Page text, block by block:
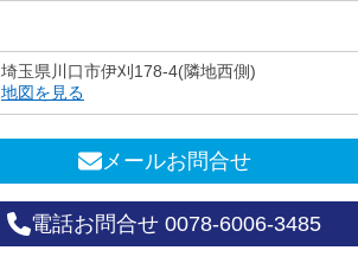
埼玉県川口市伊刈178-4(隣地西側)
地図を見る
メールお問合せ
電話お問合せ 0078-6006-3485